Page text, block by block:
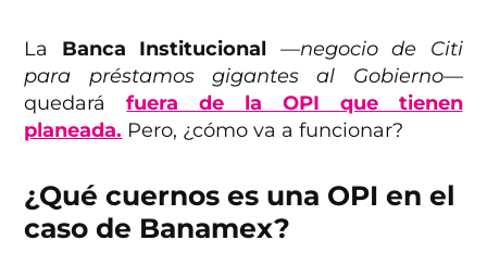
La Banca Institucional —negocio de Citi
para préstamos gigantes al Gobierno—
quedaráfuera de la OPI que tienen
planeada. Pero, ¿cómo va a funcionar?
¿Qué cuernos es una OPI en el
caso de Banamex?